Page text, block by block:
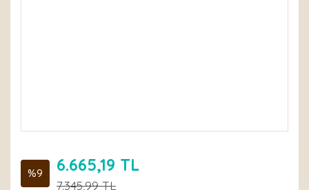
%9 6.665,19 TL
7.345,99 TL